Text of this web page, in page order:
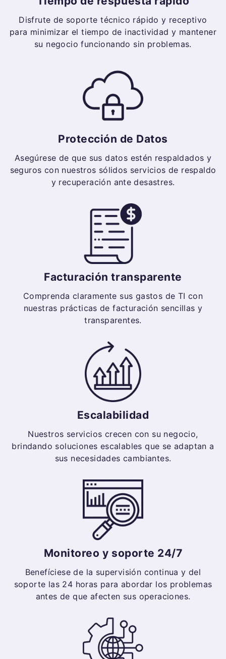
Disfrute de soporte técnico rápido y receptivo
para minimizar el tiempo de inactividad y mantener
su negocio funcionando sin problemas.
Protección de Datos
Asegúrese de que sus datos estén respaldados y
seguros con nuestros sólidos servicios de respaldo
y recuperación ante desastres.
Facturación transparente
Comprenda claramente sus gastos de TI con
nuestras prácticas de facturación sencillas y
transparentes.
Escalabilidad
Nuestros servicios crecen con su negocio,
brindando soluciones escalables que se adaptan a
sus necesidades cambiantes.
Monitoreo y soporte 24/7
Benefíciese de la supervisión continua y del
soporte las 24 horas para abordar los problemas
antes de que afecten sus operaciones.